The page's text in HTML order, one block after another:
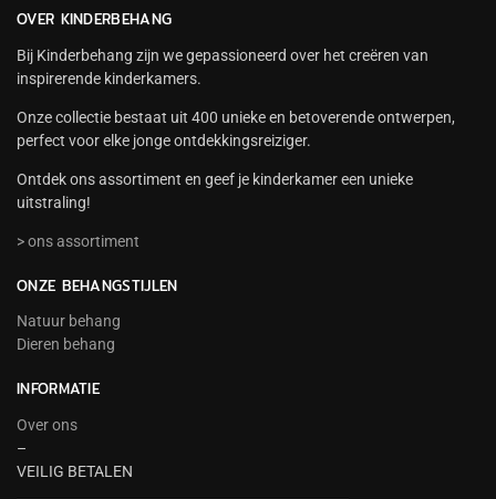
OVER KINDERBEHANG
Bij Kinderbehang zijn we gepassioneerd over het creëren van
inspirerende kinderkamers.
Onze collectie bestaat uit 400 unieke en betoverende ontwerpen,
perfect voor elke jonge ontdekkingsreiziger.
Ontdek ons assortiment en geef je kinderkamer een unieke
uitstraling!
> ons assortiment
ONZE BEHANGSTIJLEN
Natuur behang
Dieren behang
INFORMATIE
Over ons
–
VEILIG BETALEN